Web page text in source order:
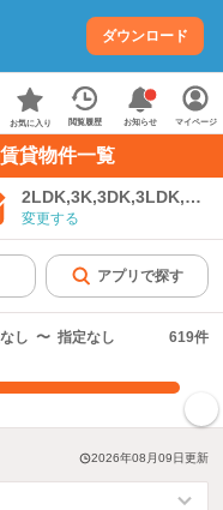
ダウンロード
お気に入り 閲覧履歴 お知らせ マイページ
貸物件一覧
変更する
アプリで探す
し 〜 指定なし 619件
2026年08月09日更新